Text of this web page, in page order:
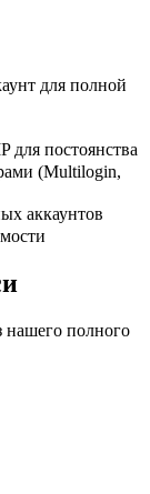
для полной
для постоянства
(Multilogin,
аккаунтов
полного